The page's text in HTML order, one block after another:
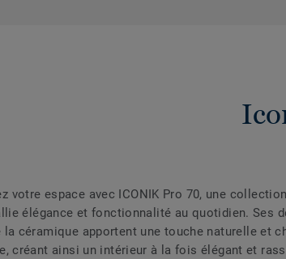
votre espace avec ICONIK Pro 70, une
élégance et fonctionnalité au quotidien. Ses
la céramique apportent une touche naturelle et
créant ainsi un intérieur à la fois élégant et